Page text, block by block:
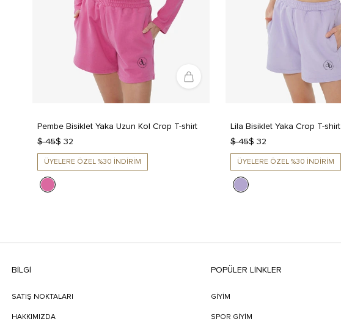
Pembe Bisiklet Yaka Uzun Kol Crop T-shirt
$ 45$ 32
ÜYELERE ÖZEL %30 İNDİRİM
Lila Bisiklet Yaka Crop T-shirt
$ 45$ 32
ÜYELERE ÖZEL %30 İNDİRİM
BILGI
SATIŞ NOKTALARI
HAKKIMIZDA
POPÜLER LİNKLER
GİYİM
SPOR GİYİM